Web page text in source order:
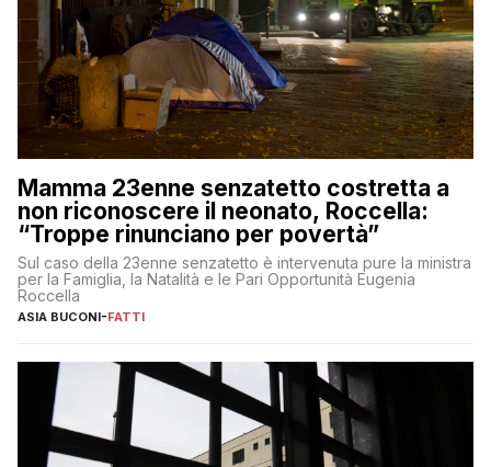
Mamma 23enne senzatetto costretta a
non riconoscere il neonato, Roccella:
“Troppe rinunciano per povertà”
Sul caso della 23enne senzatetto è intervenuta pure la ministra
per la Famiglia, la Natalità e le Pari Opportunità Eugenia
Roccella
ASIA BUCONI-FATTI